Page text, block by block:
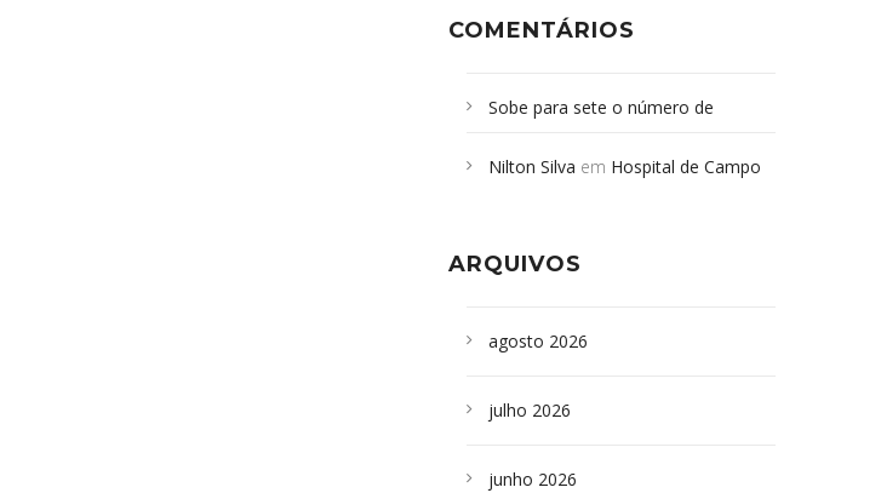
COMENTÁRIOS
Sobe para sete o número de
desabamento em São Paulo - Revista
sepultados em SP
Nilton Silva em Hospital de Campo
ARQUIVOS
agosto 2026
julho 2026
junho 2026